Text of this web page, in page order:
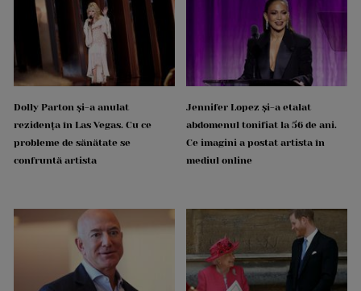
Dolly Parton și-a anulat
rezidența în Las Vegas. Cu ce
probleme de sănătate se
confruntă artista
Jennifer Lopez și-a etalat
abdomenul tonifiat la 56 de ani.
Ce imagini a postat artista în
mediul online